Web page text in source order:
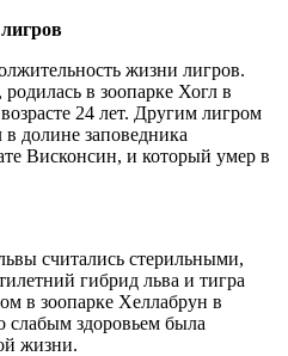
жизни лигров.
в зоопарке Хогл в
24 лет. Другим лигром
долине заповедника
Висконсин, и который умер в
считались стерильными,
гибрид льва и тигра
в зоопарке Хеллабрун в
здоровьем была
жизни.